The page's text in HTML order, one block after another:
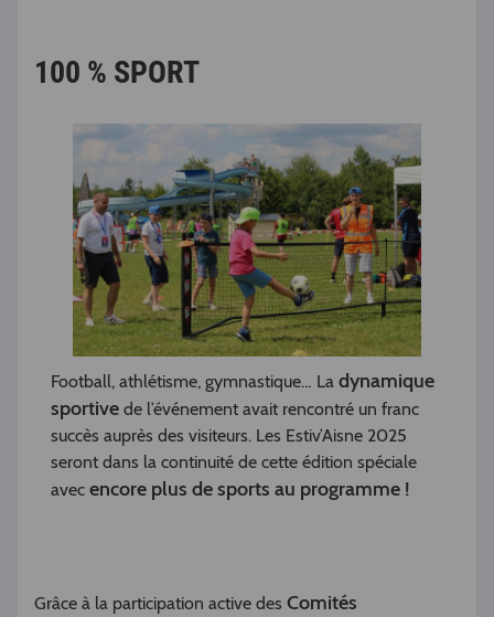
100 % SPORT
Football, athlétisme, gymnastique… La dynamique
sportive de l’événement avait rencontré un franc
succès auprès des visiteurs. Les Estiv’Aisne 2025
seront dans la continuité de cette édition spéciale
avec encore plus de sports au programme !
Grâce à la participation active des Comités